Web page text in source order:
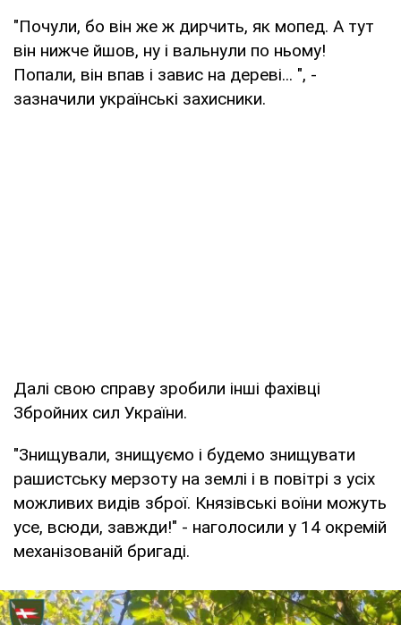
"Почули, бо він же ж дирчить, як мопед. А тут
він нижче йшов, ну і вальнули по ньому!
Попали, він впав і завис на дереві... ", -
зазначили українські захисники.
Далі свою справу зробили інші фахівці
Збройних сил України.
"Знищували, знищуємо і будемо знищувати
рашистську мерзоту на землі і в повітрі з усіх
можливих видів зброї. Князівські воїни можуть
усе, всюди, завжди!" - наголосили у 14 окремій
механізованій бригаді.